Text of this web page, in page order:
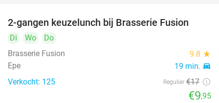
DAY
FULL
2-gangen keuzelunch bij Brasserie Fusion
Di Wo
Do
Brasserie Fusion
9.8 star
Epe 19 min. directions_car
Verkocht: 125 Regulier €17
€9,95